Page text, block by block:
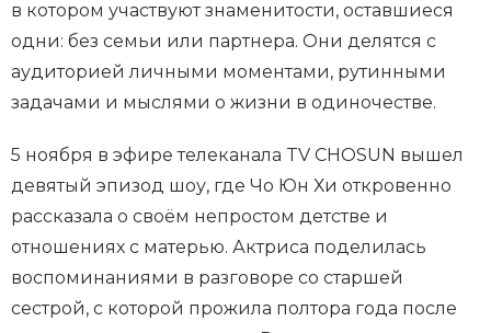
в котором участвуют знаменитости, оставшиеся
одни: без семьи или партнера. Они делятся с
аудиторией личными моментами, рутинными
задачами и мыслями о жизни в одиночестве.
5 ноября в эфире телеканала TV CHOSUN вышел
девятый эпизод шоу, где Чо Юн Хи откровенно
рассказала о своём непростом детстве и
отношениях с матерью. Актриса поделилась
воспоминаниями в разговоре со старшей
сестрой, с которой прожила полтора года после